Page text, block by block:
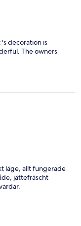
decoration is
The owners
läge, allt fungerade
jättefräscht